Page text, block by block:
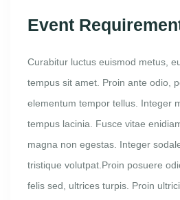
Event
Curabitur luctus euismod metus,
tempus sit amet. Proin ante odio,
elementum tempor tellus. Integer
tempus lacinia. Fusce vitae
magna non egestas. Integer
tristique volutpat.Proin posuere
felis sed, ultrices turpis. Proin